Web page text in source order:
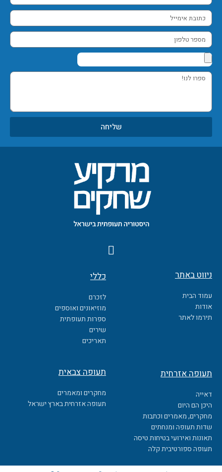
מלא
כתובת
אימייל
מספר
טלפון
ספרו
שליחה
F
a
ניווט באתר
עמוד הבית
אודות
תירמו לאתר
כללי
לזכרם
מוזיאונים ואוספים
ספרות תעופתית
שירים
תאריכים
תעופה אזרחית
דאייה
היכן הם היום
מחקרים, מאמרים וכתבות
שדות תעופה ומנחתים
תאונות ואירועי בטיחות טיסה
תעופה ספורטיבית קלה
תעופה צבאית
מחקרים ומאמרים
תעופה אזרחית בארץ ישראל